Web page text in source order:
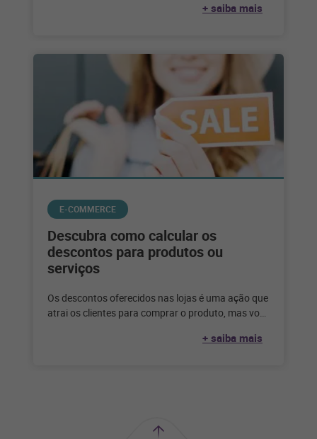
+ saiba mais
E-COMMERCE
Descubra como calcular os
descontos para produtos ou
serviços
Os descontos oferecidos nas lojas é uma ação que
atrai os clientes para comprar o produto, mas você
+ saiba mais